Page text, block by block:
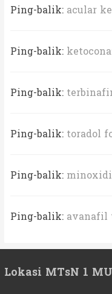
Ping-balik: acular
Ping-balik:
Ping-balik:
Ping-balik: toradol
Ping-balik:
Ping-balik:
Lokasi MTsN 1